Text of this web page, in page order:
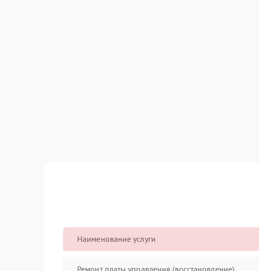
Наименование услуги
Ремонт платы управления (восстановление)